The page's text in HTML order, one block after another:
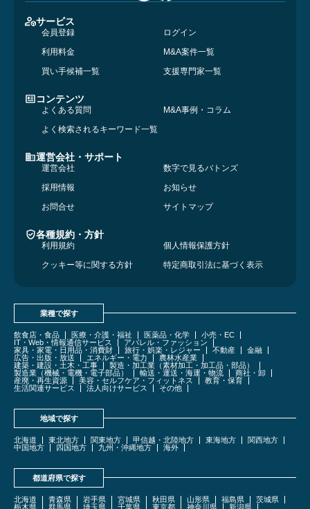
サービス
会員登録
ログイン
利用料金
M&A案件一覧
買い手候補一覧
支援専門家一覧
コンテンツ
よくある質問
M&A事例・コラム
よく検索されるキーワード一覧
運営会社・サポート
運営会社
数字で見るバトンズ
採用情報
お知らせ
お問合せ
サイトマップ
各種規約・方針
利用規約
個人情報保護方針
クッキー等に関する方針
特定商取引法に基づく表示
業種で探す
飲食店・食品 医療・介護・福祉 医薬品・化学
小売・EC
IT・Web・情報通信サービス
アパレル・ファッション
家具・家電・日用品・消費財
旅行・娯楽・レジャー 不動産
金融
広告・出版・放送
エネルギー・電力
農林水産業
建築・建設・土木・工事
製造・加工業（素材加工・加工品・部品）
製造業（機械・電機・電子部品）
輸送・運送・海運・物流
商社・卸
産廃・再生資源
美容・セルフケア・フィットネス
教育・保育
生活関連サービス
法人向けサービス その他
地域で探す
北海道 東北地方 関東地方 甲信越・北陸地方 東海地方
関西地方
中国地方
四国地方 九州・沖縄地方 海外
都道府県で探す
北海道 青森県 岩手県 宮城県 秋田県 山形県 福島県
茨城県
栃木県
群馬県 埼玉県 千葉県 東京都 神奈川県 新潟県